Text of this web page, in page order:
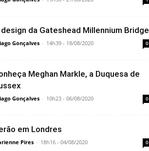
design da Gateshead Millennium Bridge
Gonçalves - 14h39 - 18/08/2020 0
Meghan Markle, a Duquesa de
Gonçalves - 10h23 - 06/08/2020 0
em Londres
Pires - 18h16 - 04/08/2020 0